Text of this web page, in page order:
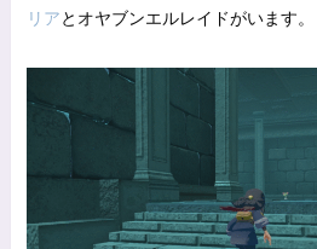
リアとオヤブンエルレイドがいます。